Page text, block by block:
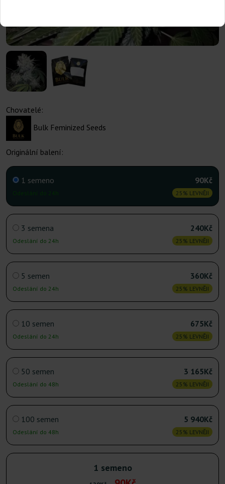
Chovatelé:
Bulk Feminized Seeds
Originální balení:
1 semeno 90Kč
25% LEVNĚJI
3 semena
Odeslání do 24h
240Kč
25% LEVNĚJI
5 semen
Odeslání do 24h
360Kč
25% LEVNĚJI
10 semen
Odeslání do 24h
675Kč
25% LEVNĚJI
50 semen
Odeslání do 48h
3 165Kč
25% LEVNĚJI
100 semen
Odeslání do 48h
5 940Kč
25% LEVNĚJI
1 semeno